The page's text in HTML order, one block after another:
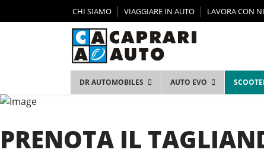
CHI SIAMO VIAGGIARE IN AUTO LAVORA CON
DR AUTOMOBILES AUTO EVO
PRENOTA IL